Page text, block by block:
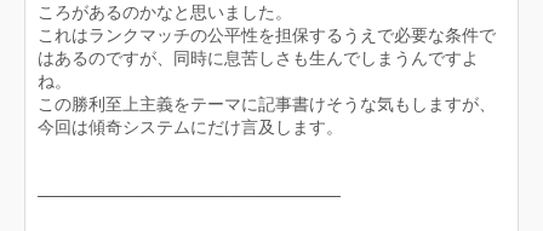
ころがあるのかなと思いました。
これはランクマッチの公平性を担保するうえで必要な条件で
はあるのですが、同時に息苦しさも生んでしまうんですよ
ね。
この勝利至上主義をテーマに記事書けそうな気もしますが、
今回は傾奇システムにだけ言及します。
─────────────────────────